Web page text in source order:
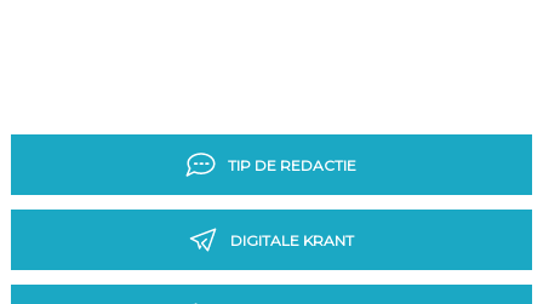
TIP DE REDACTIE
DIGITALE KRANT